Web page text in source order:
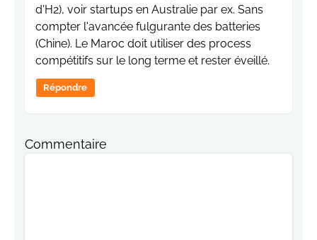
d'H2), voir startups en Australie par ex. Sans
compter l'avancée fulgurante des batteries
(Chine). Le Maroc doit utiliser des process
compétitifs sur le long terme et rester éveillé.
Répondre
Commentaire